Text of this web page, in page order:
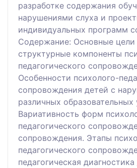
разработке содержания
нарушениями слуха и
индивидуальных программ
Содержание: Основные цели
структурные компоненты
педагогического
Особенности психолого-
сопровождения детей с
различных образовательных
Вариативность форм
педагогического
сопровождения. Этапы
педагогического
педагогическая